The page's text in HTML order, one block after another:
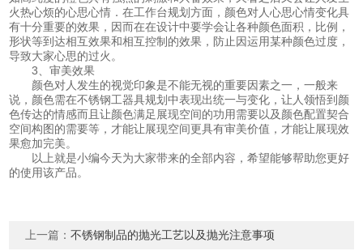
火热心烦的心思心情．在工作台规划方面，颜色对人心思心情变化具
有十分重要的效果，因而在在设计中要学会让各种颜色面积，比例，
形状等到达相互效果和相互控制的效果，防止因运用某种颜色过度，
导致大家心思的过火。
3、审美效果
颜色对人发生的视觉印象是不能无视的重要因素之一，一般来
说，颜色需在不锈钢工器具规划中表现出统一与变化，让人领悟到颜
色传达的情感而且让颜色满足展现空间的功用需要以及颜色配置契合
空间构图的需要等，才能让展现空间更具有审美价值，才能让展现效
果愈加完美。
以上就是小编今天为大家带来的全部内容，希望能够帮助您更好
的使用该产品。
上一篇：不锈钢制品的抛光工艺以及抛光注意事项